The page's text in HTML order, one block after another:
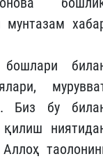
мунтазам
бошлари
Биз бу